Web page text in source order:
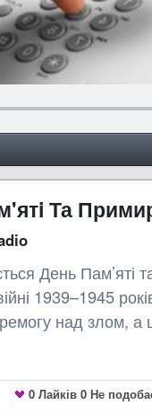
Та
День
1939–1945
над злом, а
0 Лайків 0 Не